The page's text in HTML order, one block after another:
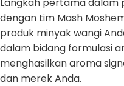
dengan tim Mash
produk minyak wangi
dalam bidang formulasi
menghasilkan aroma
dan merek Anda.